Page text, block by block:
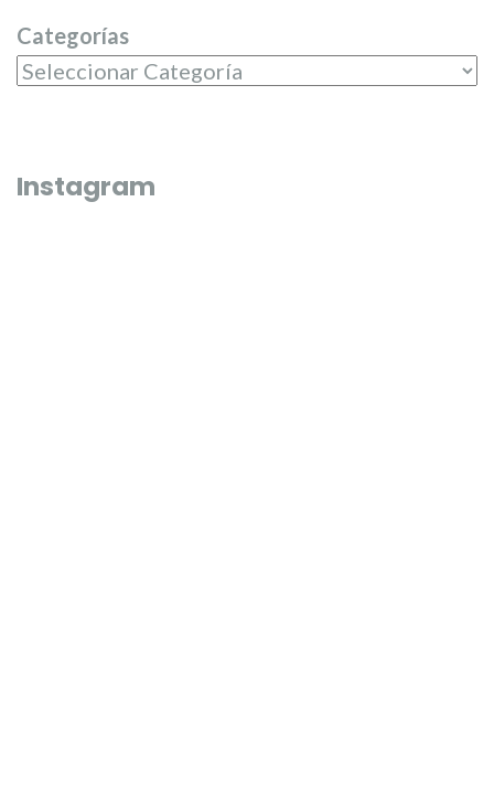
Categorías
Instagram